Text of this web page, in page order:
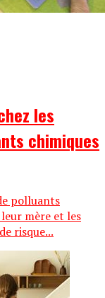
les
chimiques
polluants
mère et les
risque...